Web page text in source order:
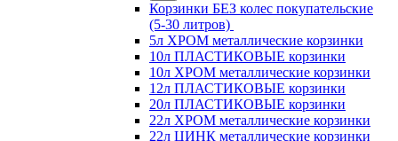
Корзинки БЕЗ колес покупательские
(5-30 литров)
5л ХРОМ металлические корзинки
10л ПЛАСТИКОВЫЕ корзинки
10л ХРОМ металлические корзинки
12л ПЛАСТИКОВЫЕ корзинки
20л ПЛАСТИКОВЫЕ корзинки
22л ХРОМ металлические корзинки
22л ЦИНК металлические корзинки